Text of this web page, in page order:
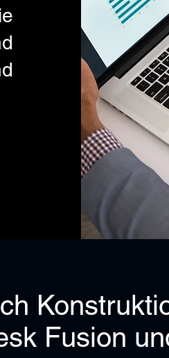
Fusion